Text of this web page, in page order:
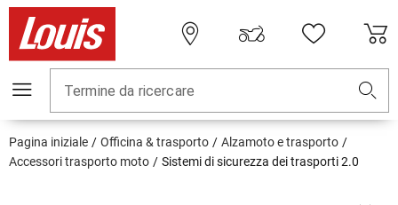
Termine da ricercare
Pagina iniziale Officina & trasporto
Alzamoto e trasporto
Accessori trasporto moto
Sistemi di sicurezza dei trasporti 2.0